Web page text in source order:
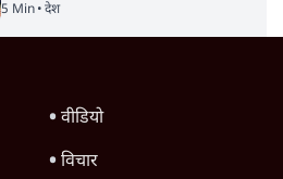
5 Min• देश
वीडियो
विचार